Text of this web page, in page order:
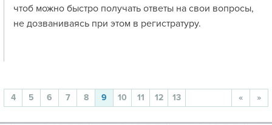
чтоб можно быстро получать ответы на свои вопросы,
не дозваниваясь при этом в регистратуру.
4 5 6 7 8 9 10 11 12 13 « »